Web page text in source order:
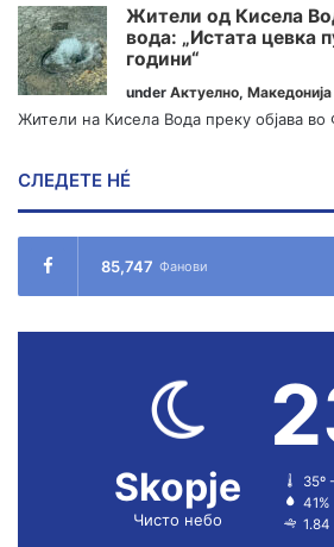
Жители од Кисела
вода: „Истата цевка
години“
under Актуелно, Македонија
Жители на Кисела Вода преку објава во
СЛЕДЕТЕ НÉ
85,747 Фанови
Skopje
Чисто небо
35º
41%